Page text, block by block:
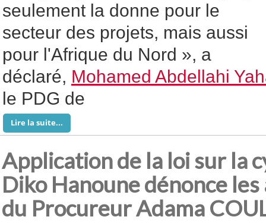
seulement la donne pour le
secteur des projets, mais aussi
pour l'Afrique du Nord », a
déclaré, Mohamed Abdellahi
le PDG de
Lire la suite...
Application de la loi sur la
Diko Hanoune dénonce
du Procureur Adama